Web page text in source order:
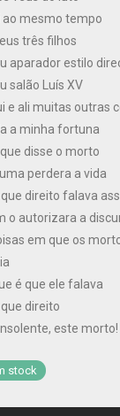
ao mesmo tempo
três filhos
aparador estilo
salão Luís XV
e ali muitas outras
a minha fortuna
que disse o morto
perdera a vida
direito falava
o autorizara a
em que os
é que ele falava
direito
este morto!
stock